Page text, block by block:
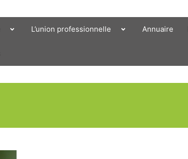
L’union professionnelle Annuaire